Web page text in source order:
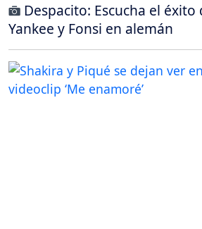
Despacito: Escucha el éxito
Yankee y Fonsi en alemán